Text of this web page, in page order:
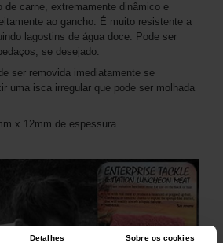
Detalhes Sobre os cookies
de carne, extremamente dinâmico e
ao gancho. É muito resistente a
lagostins de água doce. Pode ser
se desejado.
ser removida imediatamente se
uma isca irregular que pode ser molhada
x 12mm de espessura.